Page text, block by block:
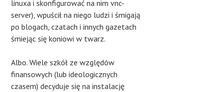
linuxa i skonfigurować na nim vnc-
server), wpuścił na niego ludzi i śmigają
po blogach, czatach i innych gazetach
śmiejąc się koniowi w twarz.
Albo. Wiele szkół ze względów
finansowych (lub ideologicznych
czasem) decyduje się na instalację